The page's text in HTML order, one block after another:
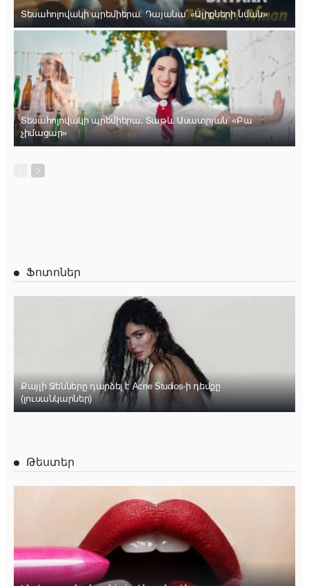
Տեսահոլովակի պրեմիերա. Դայանա՝ «Ալիքների նման»
Տեսահոլովակի պրեմիերա․ Տաթև Ասատրյան՝ «Բա
չիմացար»
Ֆոտոներ
Քայլի Ջենները դարձել է Acne Studios-ի դեմքը
(լուսանկարներ)
Թեստեր